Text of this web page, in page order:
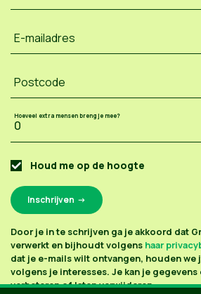
E-mailadres
Postcode
Hoeveel extra mensen breng je mee?
Houd me op de hoogte
Door je in te schrijven ga je akkoord dat
verwerkt en bijhoudt volgens haar
dat je e-mails wilt ontvangen, houden we
volgens je interesses. Je kan je
verbeteren of laten verwijderen.